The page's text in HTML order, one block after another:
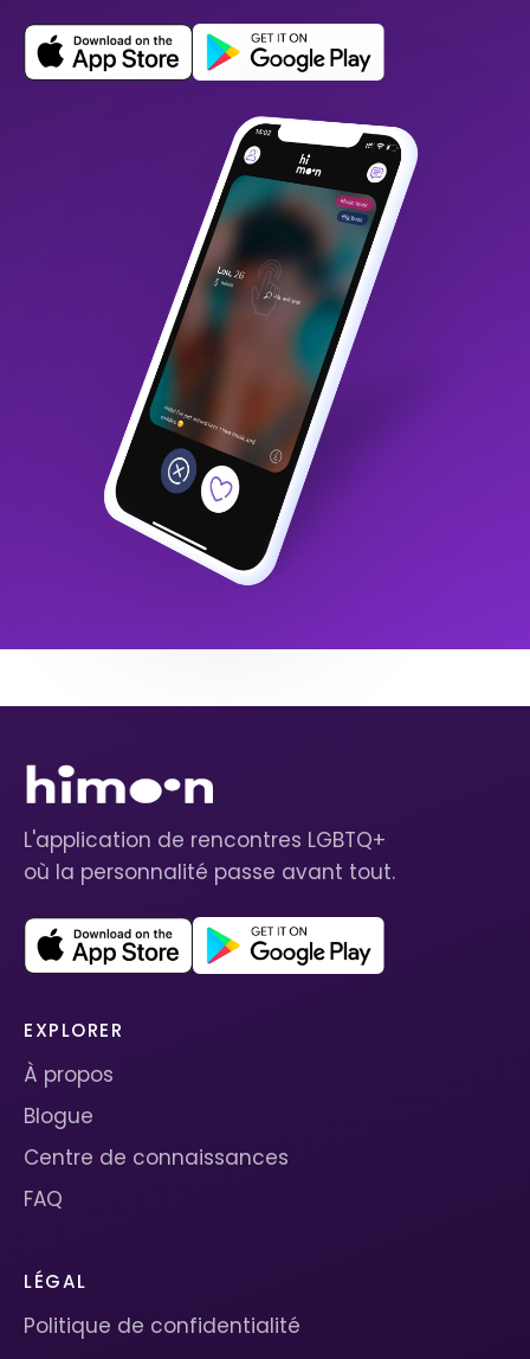
L'application de rencontres LGBTQ+
où la personnalité passe avant tout.
EXPLORER
À propos
Blogue
Centre de connaissances
FAQ
LÉGAL
Politique de confidentialité